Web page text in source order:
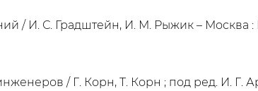
/ И. С. Градштейн, И. М. Рыжик – Москва :
/ Г. Корн, Т. Корн ; под ред. И. Г.